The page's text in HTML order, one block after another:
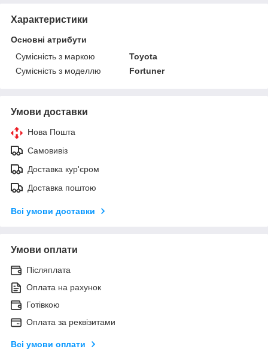
Характеристики
Основні атрибути
Сумісність з маркою
Toyota
Сумісність з моделлю
Fortuner
Умови доставки
Нова Пошта
Самовивіз
Доставка кур'єром
Доставка поштою
Всі умови доставки
Умови оплати
Післяплата
Оплата на рахунок
Готівкою
Оплата за реквізитами
Всі умови оплати